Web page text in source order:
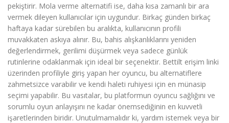
pekiştirir. Mola verme alternatifi ise, daha kısa zamanlı bir ara
vermek dileyen kullanıcılar için uygundur. Birkaç günden birkaç
haftaya kadar sürebilen bu aralıkta, kullanıcının profili
muvakkaten askıya alınır. Bu, bahis alışkanlıklarını yeniden
değerlendirmek, gerilimi düşürmek veya sadece günlük
rutinlerine odaklanmak için ideal bir seçenektir. Bettilt erişim linki
üzerinden profiliyle giriş yapan her oyuncu, bu alternatiflere
zahmetsizce varabilir ve kendi haleti ruhiyesi için en münasip
seçimi yapabilir. Bu vasıtalar, bu platformun oyuncu sağlığını ve
sorumlu oyun anlayışını ne kadar önemsediğinin en kuvvetli
işaretlerinden biridir. Unutulmamalıdır ki, yardım istemek veya bir